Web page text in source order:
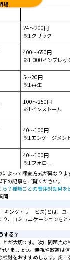
場
24～200円
※1クリック
400～650円
※1,000インプレッ
5～20円
※1再生
100～250円
※1インストール
40～100円
※1エンゲージメン
40～100円
※1フォロー
よって課金方式が異なりま
の記事をご覧ください。
？種類ごとの費用対効果を
問
キング・サービス)とは、ユ
り、コミュニケーションを
する？
とが大切です。次に問題点
いましょう。無視や放置は
検討をおすすめします。炎